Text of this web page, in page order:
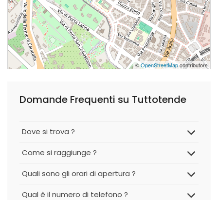
©OpenStreetMapcontributors
Domande Frequenti su Tuttotende
Dove si trova ?
Come si raggiunge ?
Quali sono gli orari di apertura ?
Qual è il numero di telefono ?